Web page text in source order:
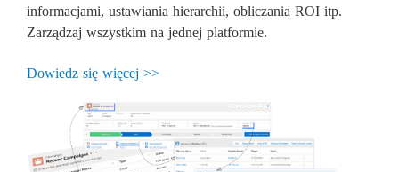
informacjami, ustawiania hierarchii, obliczania ROI itp.
Zarządzaj wszystkim na jednej platformie.
Dowiedz się więcej >>